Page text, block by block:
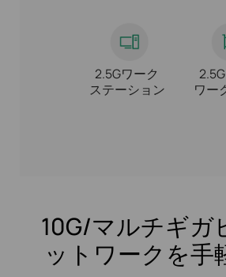
2.5Gワーク
ステーション
ワー
10G/マルチギガ
ットワークを手